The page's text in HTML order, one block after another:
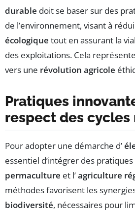
durable doit se baser sur des
de l’environnement, visant à
écologique tout en assurant la
des exploitations. Cela
vers une révolution agricole
Pratiques
respect des cycles
Pour adopter une démarche d’
essentiel d’intégrer des
permaculture et l’agriculture
méthodes favorisent les
biodiversité, nécessaires pour